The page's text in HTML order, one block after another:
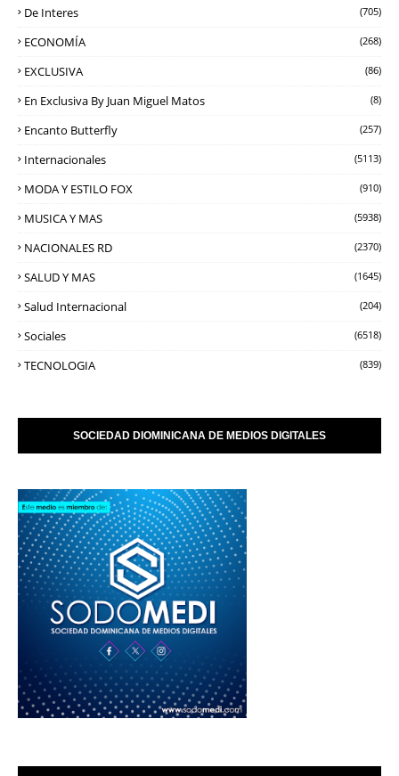
De Interes (705)
ECONOMÍA (268)
EXCLUSIVA (86)
En Exclusiva By Juan Miguel Matos (8)
Encanto Butterfly (257)
Internacionales (5113)
MODA Y ESTILO FOX (910)
MUSICA Y MAS (5938)
NACIONALES RD (2370)
SALUD Y MAS (1645)
Salud Internacional (204)
Sociales (6518)
TECNOLOGIA (839)
SOCIEDAD DIOMINICANA DE MEDIOS DIGITALES